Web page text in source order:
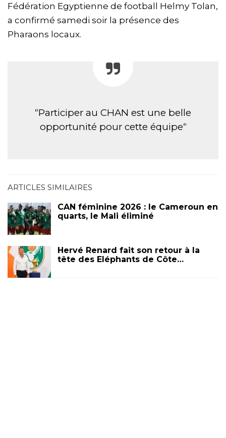
Fédération Egyptienne de football Helmy Tolan,
a confirmé samedi soir la présence des
Pharaons locaux.
“Participer au CHAN est une belle
opportunité pour cette équipe“
ARTICLES SIMILAIRES
CAN féminine 2026 : le Cameroun en
quarts, le Mali éliminé
Hervé Renard fait son retour à la
tête des Eléphants de Côte…